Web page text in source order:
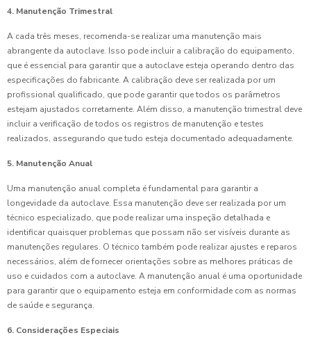
4. Manutenção Trimestral
A cada três meses, recomenda-se realizar uma manutenção mais
abrangente da autoclave. Isso pode incluir a calibração do equipamento,
que é essencial para garantir que a autoclave esteja operando dentro das
especificações do fabricante. A calibração deve ser realizada por um
profissional qualificado, que pode garantir que todos os parâmetros
estejam ajustados corretamente. Além disso, a manutenção trimestral deve
incluir a verificação de todos os registros de manutenção e testes
realizados, assegurando que tudo esteja documentado adequadamente.
5. Manutenção Anual
Uma manutenção anual completa é fundamental para garantir a
longevidade da autoclave. Essa manutenção deve ser realizada por um
técnico especializado, que pode realizar uma inspeção detalhada e
identificar quaisquer problemas que possam não ser visíveis durante as
manutenções regulares. O técnico também pode realizar ajustes e reparos
necessários, além de fornecer orientações sobre as melhores práticas de
uso e cuidados com a autoclave. A manutenção anual é uma oportunidade
para garantir que o equipamento esteja em conformidade com as normas
de saúde e segurança.
6. Considerações Especiais